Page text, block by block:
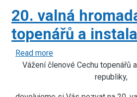
20. valná
topenářů a
Read more
20.
Vážení členové Cechu topenářů
republiky,